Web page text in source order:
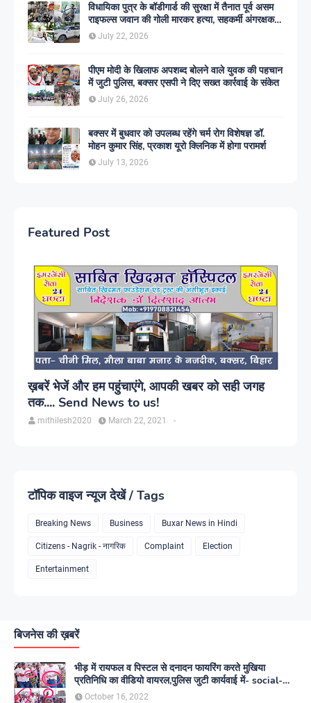
विधायिका पुत्र के बॉडीगार्ड की सुरक्षा में तैनात पूर्व असम
राइफल्स जवान की गोली मारकर हत्या, सहकर्मी अंगरक्षक
गिरफ्तार
July 22, 2026
पीएम मोदी के खिलाफ अपशब्द बोलने वाले युवक की पहचान
में जुटी पुलिस, बक्सर एसपी ने दिए सख्त कार्रवाई के संकेत
July 26, 2026
बक्सर में बुधवार को उपलब्ध रहेंगे चर्म रोग विशेषज्ञ डॉ.
मोहन कुमार सिंह, प्रकाश यूरो क्लिनिक में होगा परामर्श
July 13, 2026
Featured Post
ख़बरें भेजें और हम पहुंचाएंगे, आपकी खबर को सही जगह
तक.... Send News to us!
mithilesh2020 -
March 22, 2021
टॉपिक वाइज न्यूज देखें / Tags
Breaking News Business Buxar News in Hindi
Citizens - Nagrik - नागरिक Complaint Election
Entertainment
बिजनेस की ख़बरें
भीड़ में रायफल व पिस्टल से दनादन फायरिंग करते मुखिया
प्रतिनिधि का वीडियो वायरल,पुलिस जुटी कार्यवाई में- social-
media
October 16, 2022